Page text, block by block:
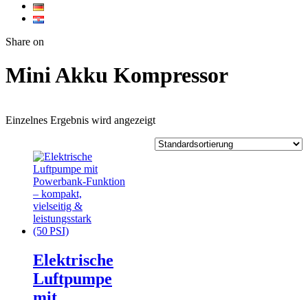
Share on
Mini Akku Kompressor
Einzelnes Ergebnis wird angezeigt
Elektrische
Luftpumpe